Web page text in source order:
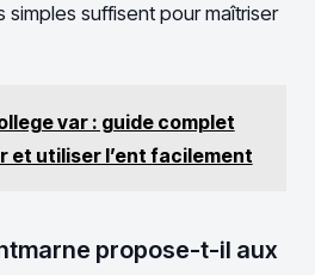
suffisent pour maîtriser
var : guide complet
et utiliser l’ent facilement
propose-t-il aux